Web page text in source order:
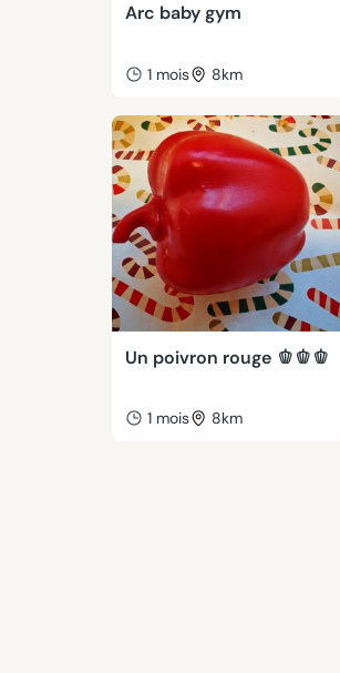
Arc baby gym
1 mois 8km
Un poivron rouge 🫑🫑🫑
1 mois 8km